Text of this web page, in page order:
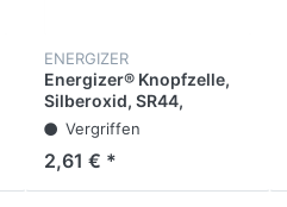
ENERGIZER
Energizer® Knopfzelle,
Silberoxid, SR44,
357/303, 1,55 V, 150 mAh
Vergriffen
2,61 € *